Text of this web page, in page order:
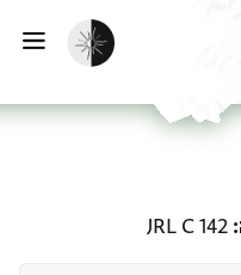
הפעלת מצב כהה
JRL C 142